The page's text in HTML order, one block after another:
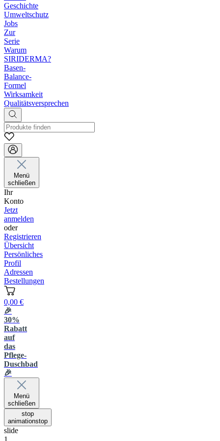
Geschichte
Umweltschutz
Jobs
Zur
Serie
Warum
SIRIDERMA?
Basen-
Balance-
Formel
Wirksamkeit
Qualitätsversprechen
Menü
schließen
Ihr
Konto
Jetzt
anmelden
oder
Registrieren
Übersicht
Persönliches
Profil
Adressen
Bestellungen
0,00 €
🎉
30%
Rabatt
auf
das
Pflege-
Duschbad
🎉
Menü
schließen
stop
animationstop
slide
1